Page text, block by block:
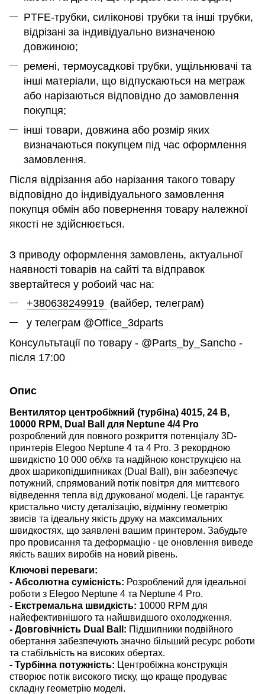
PTFE-трубки, силіконові трубки та інші трубки,
відрізані за індивідуально визначеною
довжиною;
ремені, термоусадкові трубки, ущільнювачі та
інші матеріали, що відпускаються на метраж
або нарізаються відповідно до замовлення
покупця;
інші товари, довжина або розмір яких
визначаються покупцем під час оформлення
замовлення.
Після відрізання або нарізання такого товару
відповідно до індивідуального замовлення
покупця обмін або повернення товару належної
якості не здійснюється.
З приводу оформлення замовлень, актуальної
наявності товарів на сайті та відправок
звертайтеся у робоий час на:
+380638249919 (вайбер, телеграм)
у телеграм @Office_3dparts
Консультьтації по товару - @Parts_by_Sancho -
після 17:00
Опис
Вентилятор центробіжний (турбіна) 4015, 24 В,
10000 RPM, Dual Ball для Neptune 4/4 Pro
розроблений для повного розкриття потенціалу 3D-
принтерів Elegoo Neptune 4 та 4 Pro. З рекордною
швидкістю 10 000 об/хв та надійною конструкцією на
двох шарикопідшипниках (Dual Ball), він забезпечує
потужний, спрямований потік повітря для миттєвого
відведення тепла від друкованої моделі. Це гарантує
кристально чисту деталізацію, відмінну геометрію
звисів та ідеальну якість друку на максимальних
швидкостях, що заявлені вашим принтером. Забудьте
про провисання та деформацію - це оновлення виведе
якість ваших виробів на новий рівень.
Ключові переваги:
- Абсолютна сумісність: Розроблений для ідеальної
роботи з Elegoo Neptune 4 та Neptune 4 Pro.
- Екстремальна швидкість: 10000 RPM для
найефективнішого та найшвидшого охолодження.
- Довговічність Dual Ball: Підшипники подвійного
обертання забезпечують значно більший ресурс роботи
та стабільність на високих обертах.
- Турбінна потужність: Центробіжна конструкція
створює потік високого тиску, що краще продуває
складну геометрію моделі.